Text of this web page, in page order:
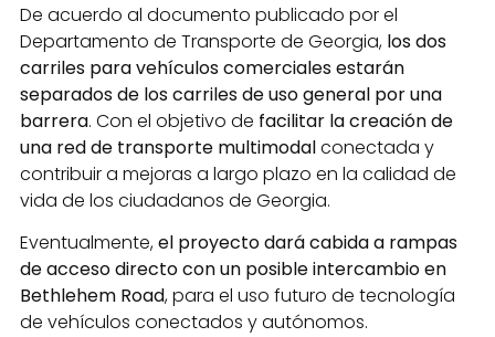
De acuerdo al documento publicado por el
Departamento de Transporte de Georgia, los dos
carriles para vehículos comerciales estarán
separados de los carriles de uso general por una
barrera. Con el objetivo de facilitar la creación de
una red de transporte multimodalconectada y
contribuir a mejoras a largo plazo en la calidad de
vida de los ciudadanos de Georgia.
Eventualmente,el proyecto dará cabida a rampas
de acceso directo con un posible intercambio en
Bethlehem Road, para el uso futuro de tecnología
de vehículos conectados y autónomos.